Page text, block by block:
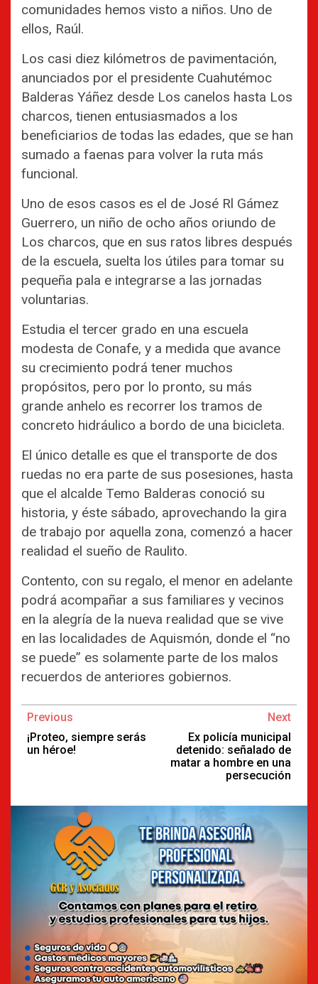
comunidades hemos visto a niños. Uno de
ellos, Raúl.
Los casi diez kilómetros de pavimentación,
anunciados por el presidente Cuahutémoc
Balderas Yáñez desde Los canelos hasta Los
charcos, tienen entusiasmados a los
beneficiarios de todas las edades, que se han
sumado a faenas para volver la ruta más
funcional.
Uno de esos casos es el de José Rl Gámez
Guerrero, un niño de ocho años oriundo de
Los charcos, que en sus ratos libres después
de la escuela, suelta los útiles para tomar su
pequeña pala e integrarse a las jornadas
voluntarias.
Estudia el tercer grado en una escuela
modesta de Conafe, y a medida que avance
su crecimiento podrá tener muchos
propósitos, pero por lo pronto, su más
grande anhelo es recorrer los tramos de
concreto hidráulico a bordo de una bicicleta.
El único detalle es que el transporte de dos
ruedas no era parte de sus posesiones, hasta
que el alcalde Temo Balderas conoció su
historia, y éste sábado, aprovechando la gira
de trabajo por aquella zona, comenzó a hacer
realidad el sueño de Raulito.
Contento, con su regalo, el menor en adelante
podrá acompañar a sus familiares y vecinos
en la alegría de la nueva realidad que se vive
en las localidades de Aquismón, donde el “no
se puede” es solamente parte de los malos
recuerdos de anteriores gobiernos.
Continue
Reading
Previous
¡Proteo, siempre serás
un héroe!
Next
Ex policía municipal
detenido: señalado de
matar a hombre en una
persecución